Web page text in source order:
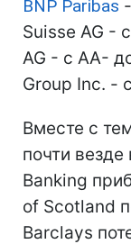
BNP Paribas
Suisse AG -
AG - с AA-
Group Inc. -
Вместе с
почти
Banking
of Scotland
Barclays